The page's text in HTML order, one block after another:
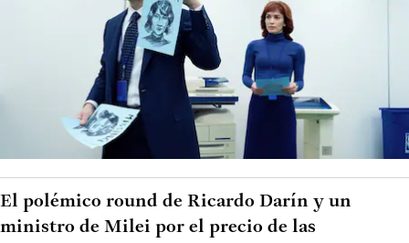
El polémico round de Ricardo Darín y un
ministro de Milei por el precio de las